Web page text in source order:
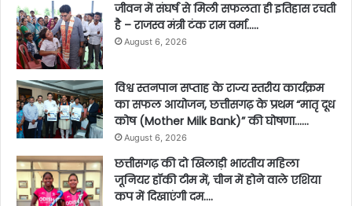
जीवन में संघर्ष से मिली सफलता ही इतिहास रचती
है – राजस्व मंत्री टंक राम वर्मा…..
August 6, 2026
विश्व स्तनपान सप्ताह के राज्य स्तरीय कार्यक्रम
का सफल आयोजन, छत्तीसगढ़ के प्रथम “मातृ दूध
कोष (Mother Milk Bank)” की घोषणा……
August 6, 2026
छत्तीसगढ़ की दो खिलाड़ी भारतीय महिला
जूनियर हॉकी टीम में, चीन में होने वाले एशिया
कप में दिखाएंगी दम….